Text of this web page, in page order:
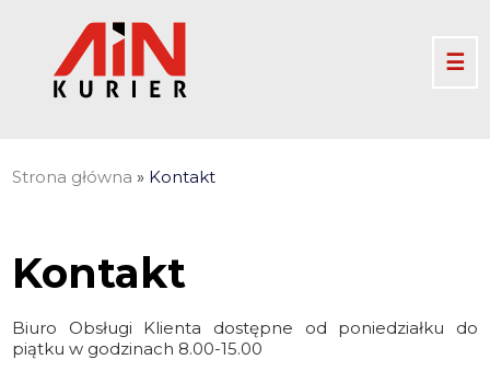
☰
Strona główna » Kontakt
Kontakt
Biuro Obsługi Klienta dostępne od poniedziałku do
piątku w godzinach 8.00-15.00